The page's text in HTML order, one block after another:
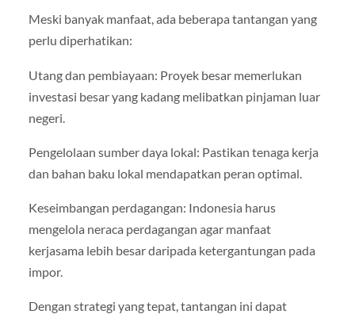
Meski banyak manfaat, ada beberapa tantangan yang
perlu diperhatikan:
Utang dan pembiayaan: Proyek besar memerlukan
investasi besar yang kadang melibatkan pinjaman luar
negeri.
Pengelolaan sumber daya lokal: Pastikan tenaga kerja
dan bahan baku lokal mendapatkan peran optimal.
Keseimbangan perdagangan: Indonesia harus
mengelola neraca perdagangan agar manfaat
kerjasama lebih besar daripada ketergantungan pada
impor.
Dengan strategi yang tepat, tantangan ini dapat